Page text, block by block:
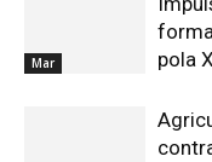
Mar
pola